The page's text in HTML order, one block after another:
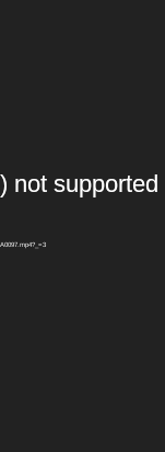
not